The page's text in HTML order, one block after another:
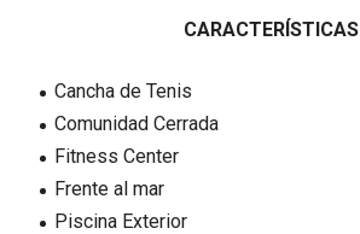
CARACTERÍSTICAS
Cancha de Tenis
Comunidad Cerrada
Fitness Center
Frente al mar
Piscina Exterior